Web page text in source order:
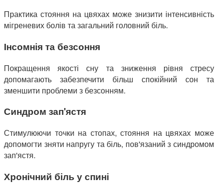
Практика стояння на цвяхах може знизити інтенсивність
мігреневих болів та загальний головний біль.
Інсомнія та безсоння
Покращення якості сну та зниження рівня стресу
допомагають забезпечити більш спокійний сон та
зменшити проблеми з безсонням.
Синдром зап'ястя
Стимулюючи точки на стопах, стояння на цвяхах може
допомогти зняти напругу та біль, пов'язаний з синдромом
зап'ястя.
Хронічний біль у спині